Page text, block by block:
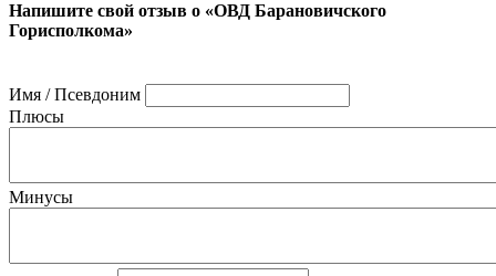
Напишите свой отзыв о «ОВД Барановичского
Горисполкома»
Имя / Псевдоним
Плюсы
Минусы